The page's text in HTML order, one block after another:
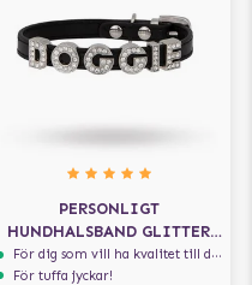
PERSONLIGT
HUNDHALSBAND GLITTER
SVART
För dig som vill ha kvalitet till din hund!
För tuffa jyckar!